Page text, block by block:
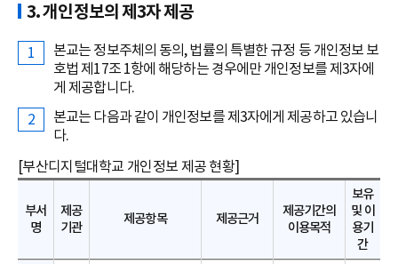
3. 개인정보의 제3자 제공
본교는 정보주체의 동의, 법률의 특별한 규정 등 개인정보 보
호법 제17조 1항에 해당하는 경우에만 개인정보를 제3자에
게 제공합니다.
본교는 다음과 같이 개인정보를 제3자에게 제공하고 있습니
다.
[부산디지털대학교 개인정보 제공 현황]
부서
명
제공
기관
제공항목 제공근거
제공기간의
이용목적
보유
및 이
용기
간